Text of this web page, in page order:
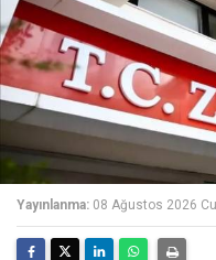
Yayınlanma: 08 Ağustos 2026